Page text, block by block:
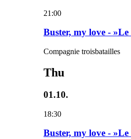
21:00
Buster, my love -
Compagnie troisbatailles
Thu
01.10.
18:30
Buster, my love -